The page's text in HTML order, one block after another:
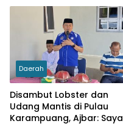
Daerah
Disambut Lobster dan
Udang Mantis di Pulau
Karampuang, Ajbar: Saya